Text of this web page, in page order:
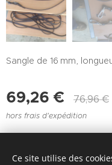
Sangle de 16 mm,
69,26 € 76,96€
hors frais d'expédition
Ce site utilise des